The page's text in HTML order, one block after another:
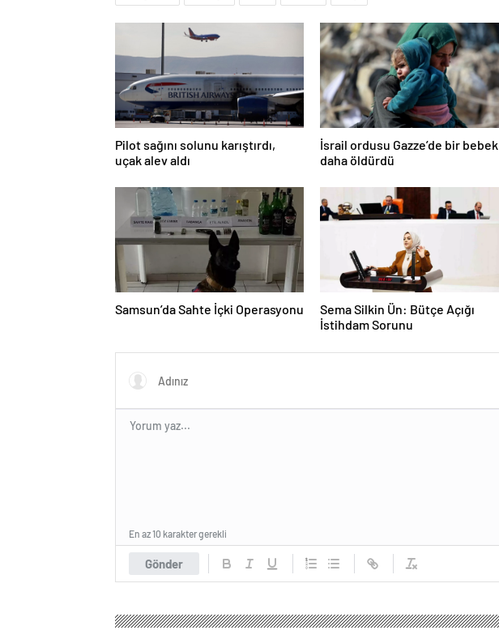
Pilot sağını solunu karıştırdı,
uçak alev aldı
İsrail ordusu Gazze’de bir bebek
daha öldürdü
Samsun’da Sahte İçki Operasyonu
Sema Silkin Ün: Bütçe Açığı
İstihdam Sorunu
Gönder
En az 10 karakter gerekli